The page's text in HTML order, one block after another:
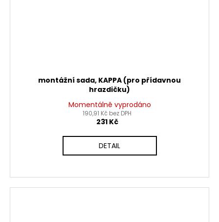
montážní sada, KAPPA (pro přídavnou
hrazdičku)
Momentálně vyprodáno
190,91 Kč bez DPH
231 Kč
DETAIL